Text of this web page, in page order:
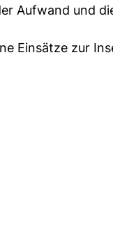
Aufwand und
Einsätze zur